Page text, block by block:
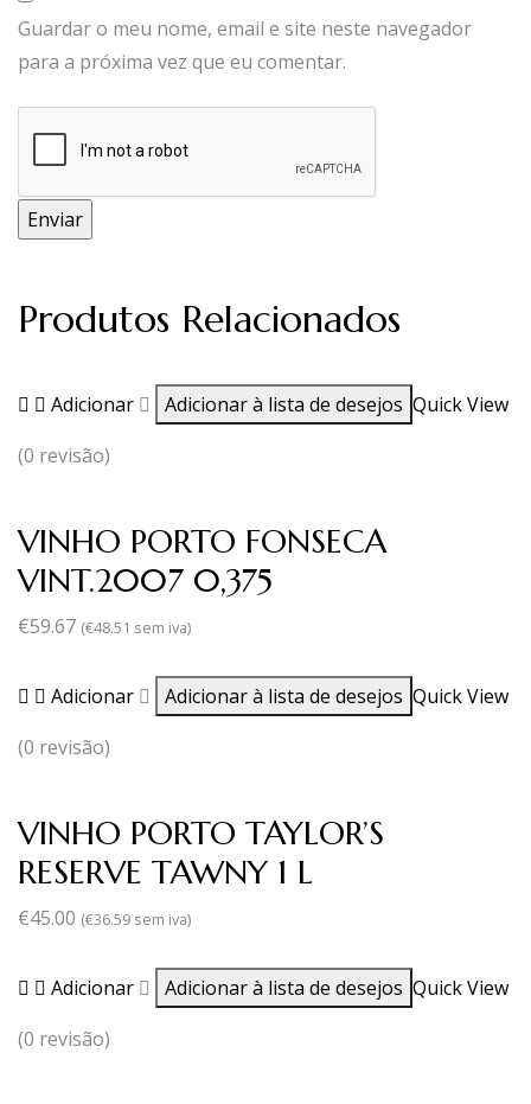
Guardar o meu nome, email e site neste navegador
para a próxima vez que eu comentar.
Produtos Relacionados
Adicionar Adicionar à lista de desejos Quick View
(0 revisão)
VINHO PORTO FONSECA
VINT.2007 0,375
€59.67 (€48.51 sem iva)
Adicionar Adicionar à lista de desejos Quick View
(0 revisão)
VINHO PORTO TAYLOR’S
RESERVE TAWNY 1 L
€45.00 (€36.59 sem iva)
Adicionar Adicionar à lista de desejos Quick View
(0 revisão)